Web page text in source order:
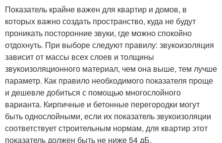
Показатель крайне важен для квартир и домов, в
которых важно создать пространство, куда не будут
проникать посторонние звуки, где можно спокойно
отдохнуть. При выборе следуют правилу: звукоизоляция
зависит от массы всех слоев и толщины
звукоизоляционного материал, чем она выше, тем лучше
параметр. Как правило необходимого показателя проще
и дешевле добиться с помощью многослойного
варианта. Кирпичные и бетонные перегородки могут
быть однослойными, если их показатель звукоизоляции
соответствует строительным нормам, для квартир этот
показатель должен быть не ниже 54 дБ.